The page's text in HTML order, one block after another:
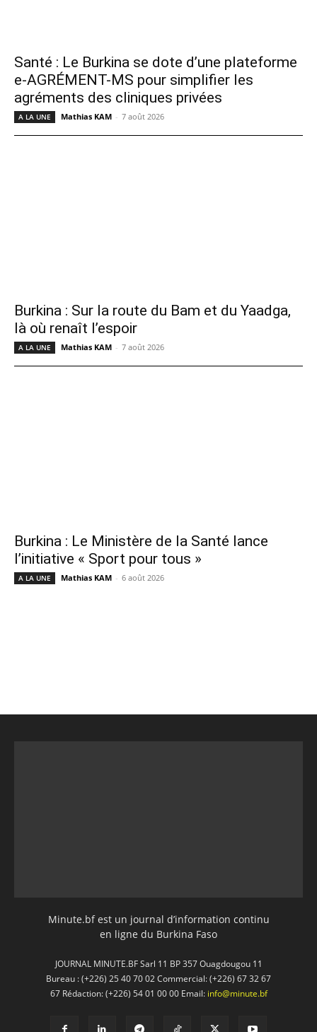
Santé : Le Burkina se dote d’une plateforme
e-AGRÉMENT-MS pour simplifier les
agréments des cliniques privées
A LA UNE Mathias KAM - 7 août 2026
Burkina : Sur la route du Bam et du Yaadga,
là où renaît l’espoir
A LA UNE Mathias KAM - 7 août 2026
Burkina : Le Ministère de la Santé lance
l’initiative « Sport pour tous »
A LA UNE Mathias KAM - 6 août 2026
Minute.bf est un journal d’information continu
en ligne du Burkina Faso
JOURNAL MINUTE.BF Sarl 11 BP 357 Ouagdougou 11
Bureau : (+226) 25 40 70 02 Commercial: (+226) 67 32 67
67 Rédaction: (+226) 54 01 00 00 Email: info@minute.bf